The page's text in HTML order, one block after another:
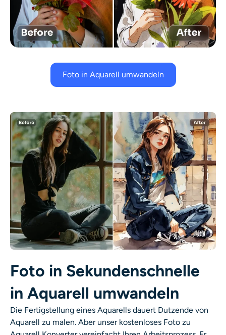
Foto in Aquarell umwandeln
Foto in Sekundenschnelle
in Aquarell umwandeln
Die Fertigstellung eines Aquarells dauert Dutzende von
Aquarell zu malen. Aber unser kostenloses Foto zu